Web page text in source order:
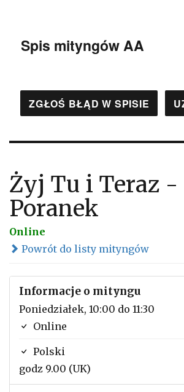
Spis mityngów AA
ZGŁOŚ BŁĄD W SPISIE
Żyj Tu i Teraz -
Poranek
Online
Powrót do listy mityngów
Informacje o mityngu
Poniedziałek, 10:00 do 11:30
Online
Polski
godz 9.00 (UK)